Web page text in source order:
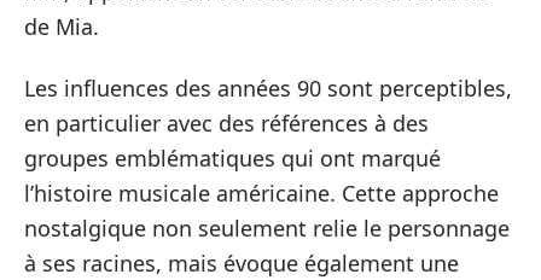
de Mia.
Les influences des années 90 sont perceptibles,
en particulier avec des références à des
groupes emblématiques qui ont marqué
l’histoire musicale américaine. Cette approche
nostalgique non seulement relie le personnage
à ses racines, mais évoque également une